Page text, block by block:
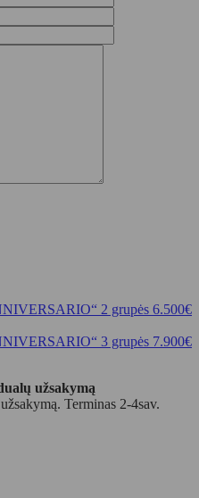
2 grupės 6.500€
3 grupės 7.900€
užsakymą
Terminas 2-4sav.